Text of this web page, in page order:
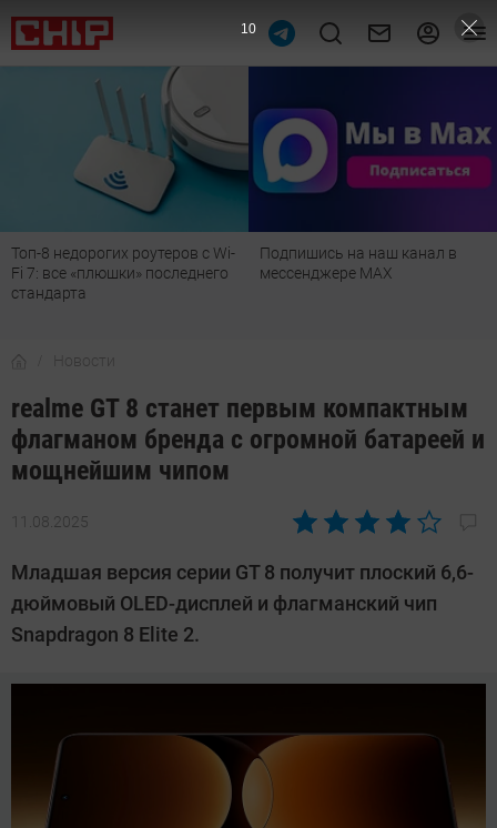
Топ-8 недорогих роутеров с Wi-
Fi 7: все «плюшки» последнего
стандарта
Подпишись на наш канал в
мессенджере МАХ
Новости
realme GT 8 станет первым компактным
флагманом бренда с огромной батареей и
мощнейшим чипом
11.08.2025
Автор:
Довлатова
Младшая версия серии GT 8 получит плоский 6,6-
дюймовый OLED-дисплей и флагманский чип
Snapdragon 8 Elite 2.
9